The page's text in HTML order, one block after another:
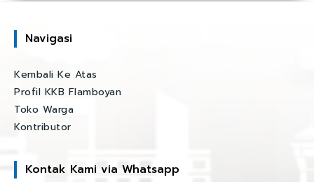
Navigasi
Kembali Ke Atas
Profil KKB Flamboyan
Toko Warga
Kontributor
Kontak Kami via Whatsapp